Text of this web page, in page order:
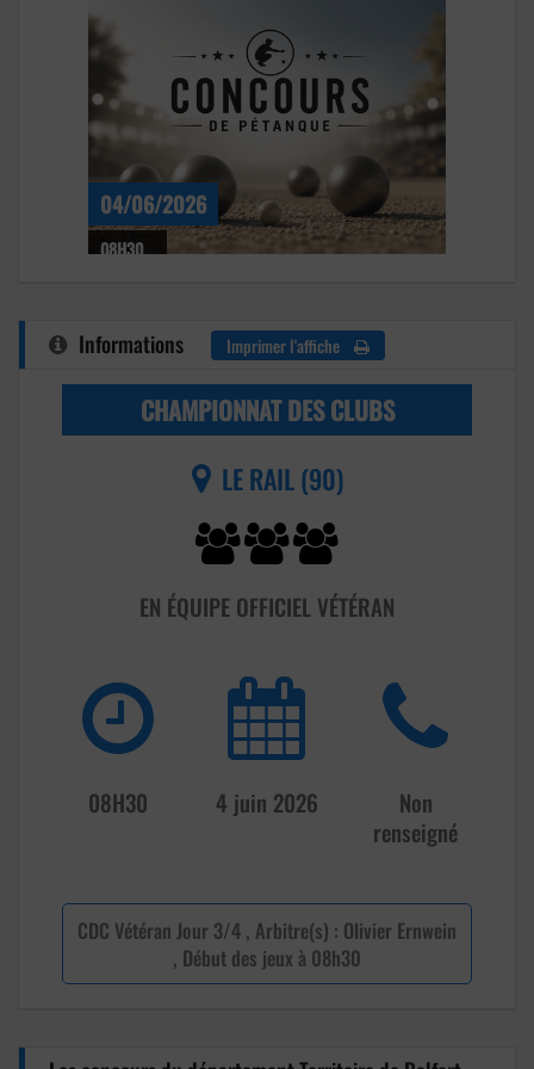
04/06/2026
08H30
Informations Imprimer l'affiche
CHAMPIONNAT DES CLUBS
LE RAIL (90)
EN ÉQUIPE OFFICIEL VÉTÉRAN
08H30 4 juin 2026
Non
renseigné
CDC Vétéran Jour 3/4 , Arbitre(s) : Olivier Ernwein
, Début des jeux à 08h30